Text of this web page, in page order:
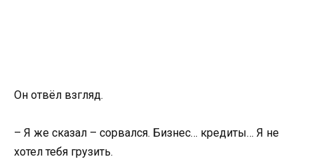
Он отвёл взгляд.
– Я же сказал – сорвался. Бизнес… кредиты… Я не
хотел тебя грузить.